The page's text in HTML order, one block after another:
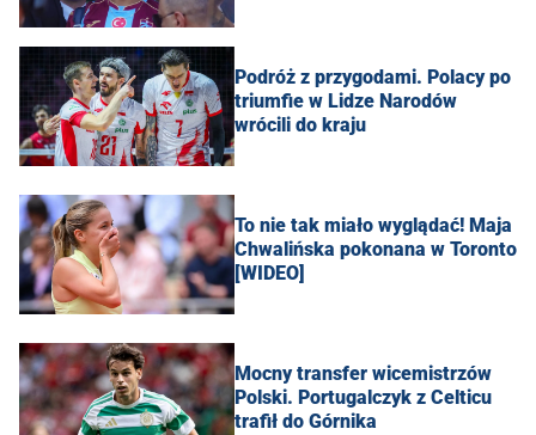
Podróż z przygodami. Polacy po
triumfie w Lidze Narodów
wrócili do kraju
To nie tak miało wyglądać! Maja
Chwalińska pokonana w Toronto
[WIDEO]
Mocny transfer wicemistrzów
Polski. Portugalczyk z Celticu
trafił do Górnika